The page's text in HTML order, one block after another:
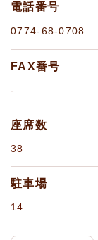
電話番号
0774-68-0708
FAX番号
-
座席数
38
駐車場
14